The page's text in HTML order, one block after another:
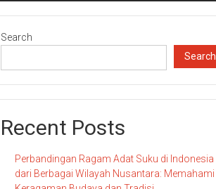
Search
Search
Recent Posts
Perbandingan Ragam Adat Suku di Indonesia
dari Berbagai Wilayah Nusantara: Memahami